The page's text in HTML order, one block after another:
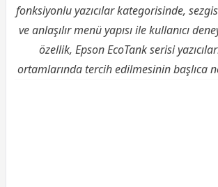
fonksiyonlu yazıcılar kategorisinde,
ve anlaşılır menü yapısı ile kullanıcı
özellik, Epson EcoTank serisi
ortamlarında tercih edilmesinin başlıca